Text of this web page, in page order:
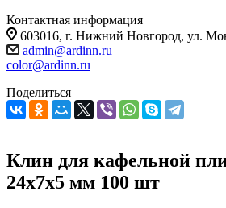
Контактная информация
603016, г. Нижний Новгород, ул.
admin@ardinn.ru
color@ardinn.ru
Поделиться
Клин для кафельной
24х7х5 мм 100 шт